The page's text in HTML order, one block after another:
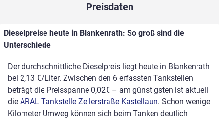
Preisdaten
Dieselpreise heute in Blankenrath: So groß sind die
Unterschiede
Der durchschnittliche Dieselpreis liegt heute in Blankenrath
bei 2,13 €/Liter. Zwischen den 6 erfassten Tankstellen
beträgt die Preisspanne 0,02€ – am günstigsten ist aktuell
die ARAL Tankstelle Zellerstraße Kastellaun. Schon wenige
Kilometer Umweg können sich beim Tanken deutlich